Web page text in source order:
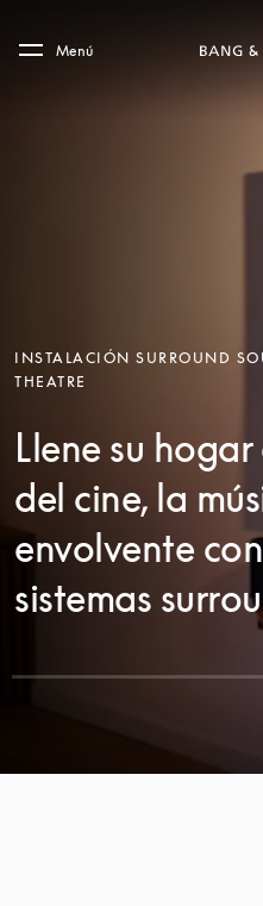
Skip to main footer
Menú
INSTALACIÓN SURROUND
THEATRE
Llene su
del cine, la
envolvente
sistemas